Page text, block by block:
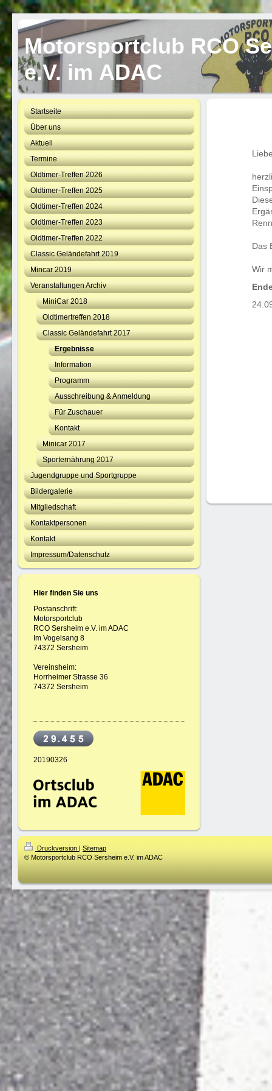
Motorsportclub RCO
e.V. im ADAC
Startseite
Über uns
Aktuell
Termine
Oldtimer-Treffen 2026
Oldtimer-Treffen 2025
Oldtimer-Treffen 2024
Oldtimer-Treffen 2023
Oldtimer-Treffen 2022
Classic Geländefahrt 2019
Mincar 2019
Veranstaltungen Archiv
MiniCar 2018
Oldtimertreffen 2018
Classic Geländefahrt 2017
Ergebnisse
Information
Programm
Ausschreibung & Anmeldung
Für Zuschauer
Kontakt
Minicar 2017
Sporternährung 2017
Jugendgruppe und Sportgruppe
Bildergalerie
Mitgliedschaft
Kontaktpersonen
Kontakt
Impressum/Datenschutz
Hier finden Sie uns
Postanschrift:
Motorsportclub
RCO Sersheim e.V. im ADAC
Im Vogelsang 8
74372 Sersheim
Vereinsheim:
Horrheimer Strasse 36
74372 Sersheim
20190326
Das
Wir
Druckversion | Sitemap
© Motorsportclub RCO Sersheim e.V. im ADAC